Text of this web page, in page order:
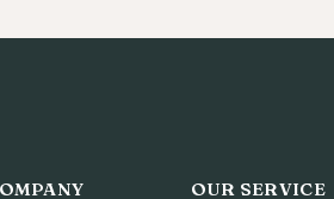
OUR SERVICE